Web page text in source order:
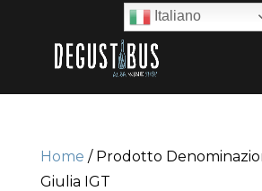
Home / Prodotto
Giulia IGT
Italiano